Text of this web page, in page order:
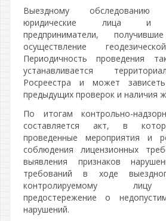
Выездному
юридические лица и
предприниматели,
осуществление
Периодичность проведения
устанавливается
Росреестра и может
предыдущих проверок и наличия
По итогам контрольно-
составляется акт, в
проведенные мероприятия и
соблюдения лицензионных
выявления признаков
требований в ходе
контролируемому лицу
предостережение о
нарушений.